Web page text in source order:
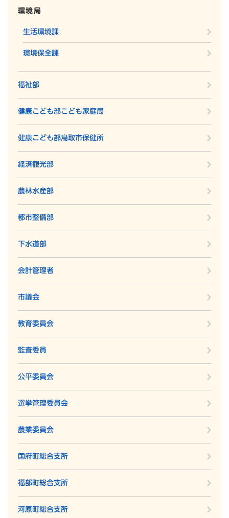
環境局
生活環境課
環境保全課
福祉部
健康こども部こども家庭局
健康こども部鳥取市保健所
経済観光部
農林水産部
都市整備部
下水道部
会計管理者
市議会
教育委員会
監査委員
公平委員会
選挙管理委員会
農業委員会
国府町総合支所
福部町総合支所
河原町総合支所